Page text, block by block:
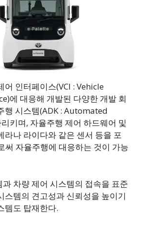
어 인터페이스(VCI : Vehicle
에 대응해 개발된 다양한 개발 회
행 시스템(ADK : Automated
키며, 자율주행 제어 하드웨어 및
라나 라이다와 같은 센서 등을 포
써 자율주행에 대응하는 것이 가능
차량 제어 시스템의 접속을 표준
스템의 견고성과 신뢰성을 높이기
템도 탑재한다.